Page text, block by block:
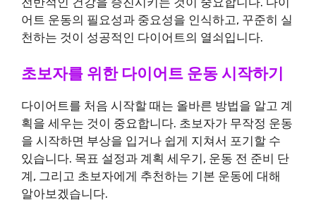
어트 운동의 필요성과 중요성을 인식하고, 꾸준히 실
천하는 것이 성공적인 다이어트의 열쇠입니다.
초보자를 위한 다이어트 운동 시작하기
다이어트를 처음 시작할 때는 올바른 방법을 알고 계
획을 세우는 것이 중요합니다. 초보자가 무작정 운동
을 시작하면 부상을 입거나 쉽게 지쳐서 포기할 수
있습니다. 목표 설정과 계획 세우기, 운동 전 준비 단
계, 그리고 초보자에게 추천하는 기본 운동에 대해
알아보겠습니다.